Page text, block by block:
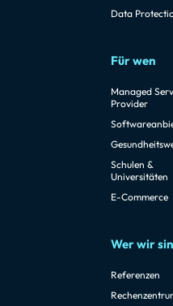
Data
Für wen
Managed
Provider
Schulen &
Universitäten
E-Commerce
Wer wir
Referenzen